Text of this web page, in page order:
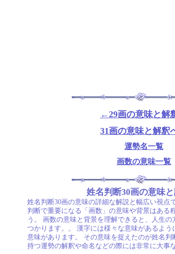
←29画の意味と解
31画の意味と解
運勢名一覧
画数の意味一覧
姓名判断30画の意味
姓名判断30画の意味の詳細な解説と幅広い視点
判断で重要になる「画数」の意味や背景はある
う。 画数の意味と背景を理解できると、人生
つかります。。 漢字には様々な意味があるよ
意味があります。 その意味を捉えたのが姓名
持つ運勢の解釈や命名などの際には非常に大事